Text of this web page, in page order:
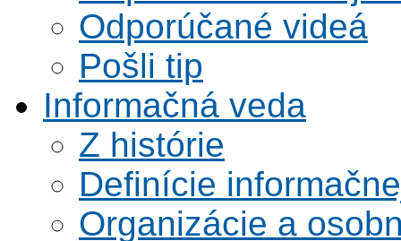
Odporúčané videá
Pošli tip
Informačná veda
Z histórie
Definície
Organizácie a